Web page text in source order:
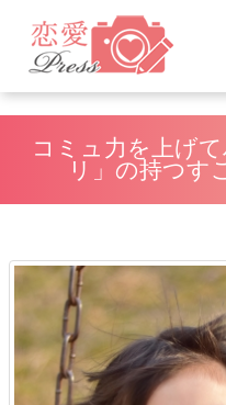
コミュ力を上げ
リ」の持つす